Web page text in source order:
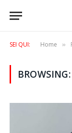
SEI QUI: Home »
BROWSING: